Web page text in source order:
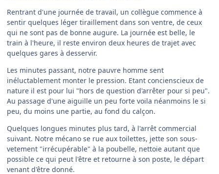
Rentrant d'une journée de travail, un collègue commence à
sentir quelques léger tiraillement dans son ventre, de ceux
qui ne sont pas de bonne augure. La journée est belle, le
train à l'heure, il reste environ deux heures de trajet avec
quelques gares à desservir.
Les minutes passant, notre pauvre homme sent
inéluctablement monter le pression. Etant concienscieux de
nature il est pour lui "hors de question d'arrêter pour si peu".
Au passage d'une aiguille un peu forte voila néanmoins le si
peu, du moins une partie, au fond du calçon.
Quelques longues minutes plus tard, à l'arrêt commercial
suivant. Notre mécano se rue aux toilettes, jette son sous-
vetement "irrécupérable" à la poubelle, nettoie autant que
possible ce qui peut l'être et retourne à son poste, le départ
venant d'être donné.